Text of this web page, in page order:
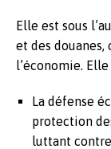
Elle est sous
et des douanes,
l’économie.
La défense
protection
luttant